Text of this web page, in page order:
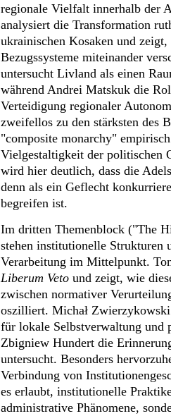
regionale Vielfalt innerhalb der
analysiert die Transformation
ukrainischen Kosaken und
Bezugssysteme miteinander
untersucht Livland als einen
während Andrei Matskuk die
Verteidigung regionaler
zweifellos zu den stärksten des
"composite monarchy"
Vielgestaltigkeit der politischen
wird hier deutlich, dass die
denn als ein Geflecht
begreifen ist.
Im dritten Themenblock ("The
stehen institutionelle Strukturen
Verarbeitung im Mittelpunkt.
Liberum Veto und zeigt, wie
zwischen normativer
oszilliert. Michał
für lokale Selbstverwaltung und
Zbigniew Hundert die
untersucht. Besonders
Verbindung von
es erlaubt, institutionelle
administrative Phänomene,